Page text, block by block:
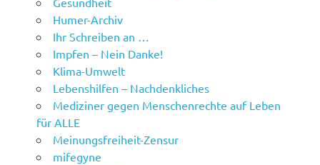
Humer-Archiv
Ihr Schreiben an …
Impfen – Nein Danke!
Klima-Umwelt
Lebenshilfen – Nachdenkliches
Mediziner gegen Menschenrechte auf Leben
für ALLE
Meinungsfreiheit-Zensur
mifegyne